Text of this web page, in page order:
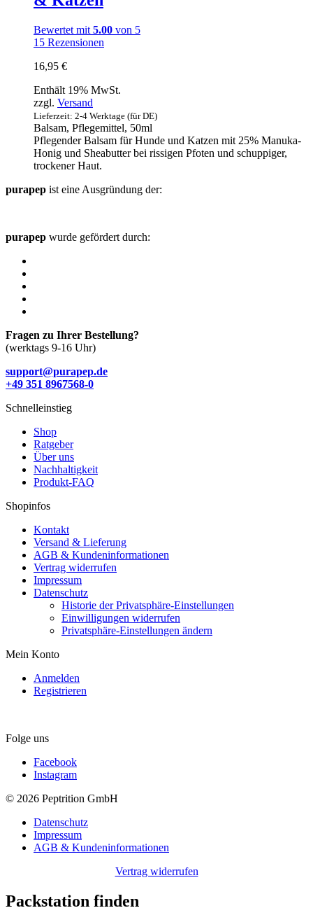
Bewertet mit 5.00 von 5
15 Rezensionen
16,95 €
Enthält 19% MwSt.
zzgl. Versand
Lieferzeit: 2-4 Werktage (für DE)
Balsam, Pflegemittel, 50ml
Pflegender Balsam für Hunde und Katzen mit 25% Manuka-
Honig und Sheabutter bei rissigen Pfoten und schuppiger,
trockener Haut.
purapep ist eine Ausgründung der:
purapep wurde gefördert durch:
Fragen zu Ihrer Bestellung?
(werktags 9-16 Uhr)
support@purapep.de
+49 351 8967568-0
Schnelleinstieg
Shop
Ratgeber
Über uns
Nachhaltigkeit
Produkt-FAQ
Shopinfos
Kontakt
Versand & Lieferung
AGB & Kundeninformationen
Vertrag widerrufen
Impressum
Datenschutz
Historie der Privatsphäre-Einstellungen
Einwilligungen widerrufen
Privatsphäre-Einstellungen ändern
Mein Konto
Anmelden
Registrieren
Folge uns
Facebook
Instagram
© 2026 Peptrition GmbH
Datenschutz
Impressum
AGB & Kundeninformationen
Vertrag widerrufen
Packstation finden